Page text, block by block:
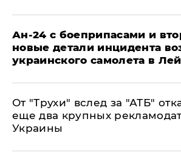
Ан-24 с боеприпасами и
новые детали инцидента
украинского самолета в
От "Трухи" вслед за "АТБ"
еще два крупных
Украины